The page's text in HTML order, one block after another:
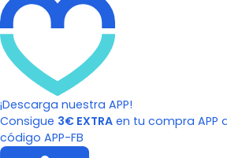
¡Descarga nuestra APP!
Consigue 3€ EXTRA en tu compra APP
código APP-FB